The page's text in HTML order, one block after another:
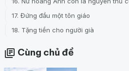
17. Đứng đầu một tôn giáo
18. Tặng tiền cho người già
library_books Cùng chủ đề